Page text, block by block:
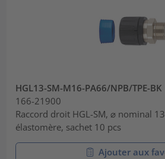
HGL13-SM-M16-PA66/NPB/TPE-BK
166-21900
Raccord droit HGL-SM, ⌀ nominal
élastomère, sachet 10 pcs
Ajouter aux